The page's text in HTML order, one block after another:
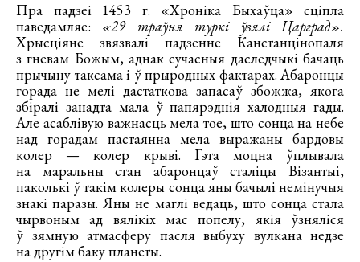
Пра падзеі 1453 г. «Хроніка Быхаўца» сціпла
паведамляе: «29 траўня туркі ўзялі Царград».
Хрысціяне звязвалі падзенне Канстанцінопаля
з гневам Божым, аднак сучасныя даследчыкі бачаць
прычыну таксама і ў прыродных фактарах. Абаронцы
горада не мелі дастаткова запасаў збожжа, якога
збіралі занадта мала ў папярэднія халодныя гады.
Але асаблівую важнасць мела тое, што сонца на небе
над горадам пастаянна мела выражаны бардовы
колер — колер крыві. Гэта моцна ўплывала
на маральны стан абаронцаў сталіцы Візантыі,
паколькі ў такім колеры сонца яны бачылі немінучыя
знакі паразы. Яны не маглі ведаць, што сонца стала
чырвоным ад вялікіх мас попелу, якія ўзняліся
ў зямную атмасферу пасля выбуху вулкана недзе
на другім баку планеты.